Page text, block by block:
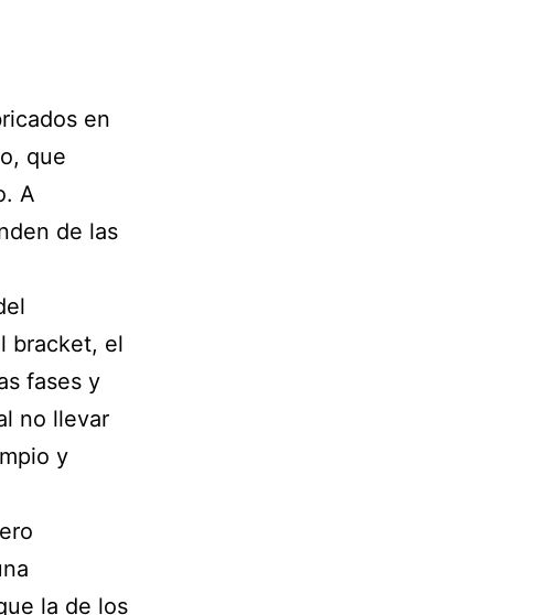
en
que
A
de las
bracket, el
fases y
no llevar
y
la de los